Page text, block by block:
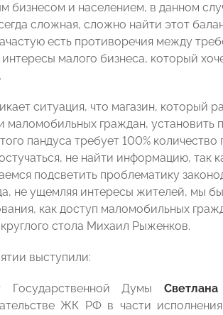
бизнесом и населением, в данном
сложная, сложно найти этот
есть противоречия между
малого бизнеса, который
ситуация, что магазин, который
маломобильных граждан, установить
пандуса требует 100%
не найти информацию, так
подсветить проблематику
не ущемляя интересы жителей, мы
как доступ маломобильных
стола Михаил Рыженков.
выступили:
Государственной Думы
ЖК РФ в части